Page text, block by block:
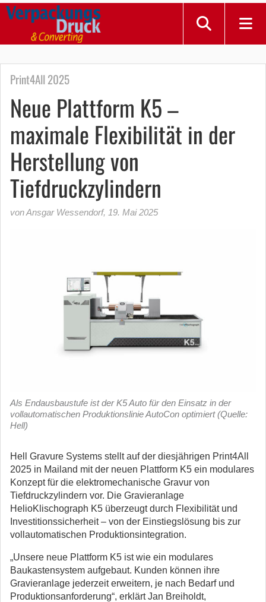
Print4All 2025
Neue Plattform K5 –
maximale Flexibilität in der
Herstellung von
Tiefdruckzylindern
von Ansgar Wessendorf, 19. Mai 2025
Als Endausbaustufe ist der K5 Auto für den Einsatz in der
vollautomatischen Produktionslinie AutoCon optimiert (Quelle:
Hell)
Hell Gravure Systems stellt auf der diesjährigen Print4All
2025 in Mailand mit der neuen Plattform K5 ein modulares
Konzept für die elektromechanische Gravur von
Tiefdruckzylindern vor. Die Gravieranlage
HelioKlischograph K5 überzeugt durch Flexibilität und
Investitionssicherheit – von der Einstiegslösung bis zur
vollautomatischen Produktionsintegration.
„Unsere neue Plattform K5 ist wie ein modulares
Baukastensystem aufgebaut. Kunden können ihre
Gravieranlage jederzeit erweitern, je nach Bedarf und
Produktionsanforderung“, erklärt Jan Breiholdt,